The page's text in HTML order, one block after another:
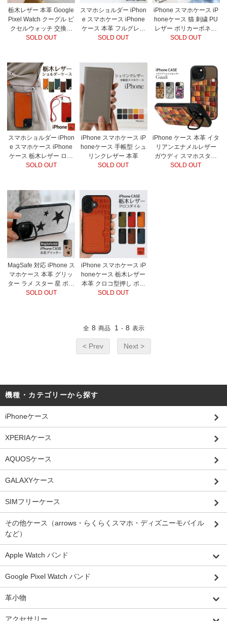
栃木レザー 本革 Google
Pixel Watch クーグル ピ
クセルウォッチ 交換バ
ンド
SOLD OUT
スマホショルダー iPhon
e スマホケース iPhone
ケース 本革 フルグレイ
ンレザー クロコ型押し
SOLD OUT
iPhone スマホケース iP
honeケース 猫 刺繍 PU
レザー ポリカーボネー
ト カード入れ グリップ
SOLD OUT
スマホショルダー iPhon
e スマホケース iPhone
ケース 栃木レザー ロン
グストラップ
SOLD OUT
iPhone スマホケース iP
honeケース 手帳型 シュ
リンクレザー 本革
SOLD OUT
iPhone ケース 本革 イタ
リアンエナメルレザー
ガウディ スマホスタン
ド カードポケット
SOLD OUT
MagSafe 対応 iPhone ス
マホケース 本革 グリッ
ター ラメ スター 星 ポリ
カーボネート スマホス
SOLD OUT
iPhone スマホケース iP
honeケース 栃木レザー
本革 クロコ型押し ポリ
カーボネート カード入
SOLD OUT
全 8 商品 1 - 8 表示
< Prev Next >
機種・カテゴリーから探す
iPhoneケース
XPERIAケース
AQUOSケース
GALAXYケース
SIMフリーケース
その他ケース（arrows・らくらくスマホ・ディズニーモバイル
など）
Apple Watch バンド
Google Pixel Watch バンド
革小物
アクセサリー